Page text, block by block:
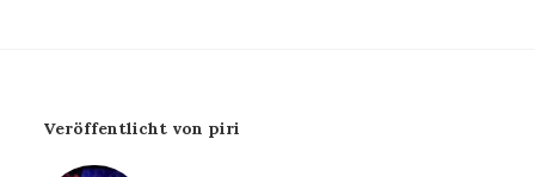
Veröffentlicht von piri